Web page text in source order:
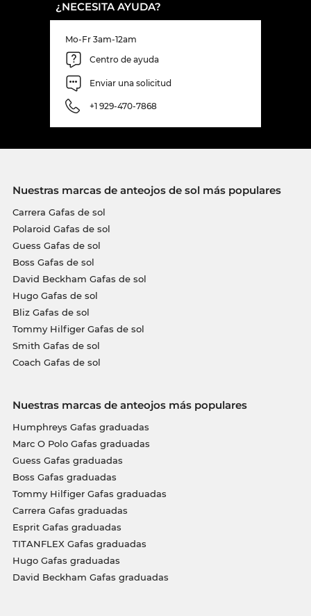
¿NECESITA AYUDA?
Mo-Fr 3am-12am
Centro de ayuda
Enviar una solicitud
+1 929-470-7868
Nuestras marcas de anteojos de sol más populares
Carrera Gafas de sol
Polaroid Gafas de sol
Guess Gafas de sol
Boss Gafas de sol
David Beckham Gafas de sol
Hugo Gafas de sol
Bliz Gafas de sol
Tommy Hilfiger Gafas de sol
Smith Gafas de sol
Coach Gafas de sol
Nuestras marcas de anteojos más populares
Humphreys Gafas graduadas
Marc O Polo Gafas graduadas
Guess Gafas graduadas
Boss Gafas graduadas
Tommy Hilfiger Gafas graduadas
Carrera Gafas graduadas
Esprit Gafas graduadas
TITANFLEX Gafas graduadas
Hugo Gafas graduadas
David Beckham Gafas graduadas